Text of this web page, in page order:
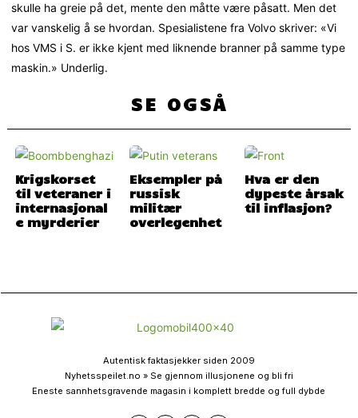
skulle ha greie på det, mente den måtte være påsatt. Men det
var vanskelig å se hvordan. Spesialistene fra Volvo skriver: «Vi
hos VMS i S. er ikke kjent med liknende branner på samme type
maskin.» Underlig.
SE OGSÅ
Krigskorset
til veteraner i
internasjonal
e myrderier
Eksempler på
russisk
militær
overlegenhet
Hva er den
dypeste årsak
til inflasjon?
Autentisk faktasjekker siden 2009
Nyhetsspeilet.no » Se gjennom illusjonene og bli fri
Eneste sannhetsgravende magasin i komplett bredde og full dybde